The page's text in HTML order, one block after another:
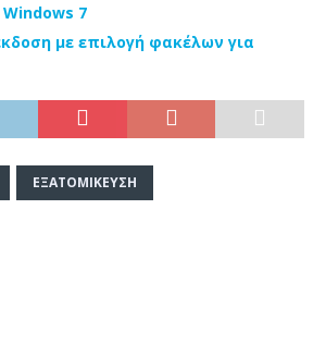
7
με επιλογή φακέλων για
ΕΞΑΤΟΜΊΚΕΥΣΗ